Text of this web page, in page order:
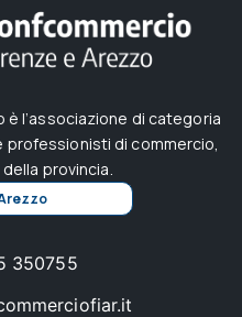
l’associazione di categoria
di commercio,
provincia.
350755